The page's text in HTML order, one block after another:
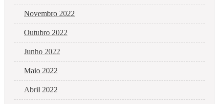
Novembro 2022
Outubro 2022
Junho 2022
Maio 2022
Abril 2022